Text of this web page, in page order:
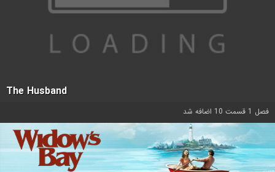
The Husband
فصل 1 قسمت 10 اضافه شد